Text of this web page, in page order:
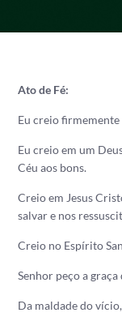
Ato de Fé:
Eu creio firmemente
Eu creio em um
Céu aos bons.
Creio em Jesus
salvar e nos
Creio no Espírito
Senhor peço a
Da maldade do